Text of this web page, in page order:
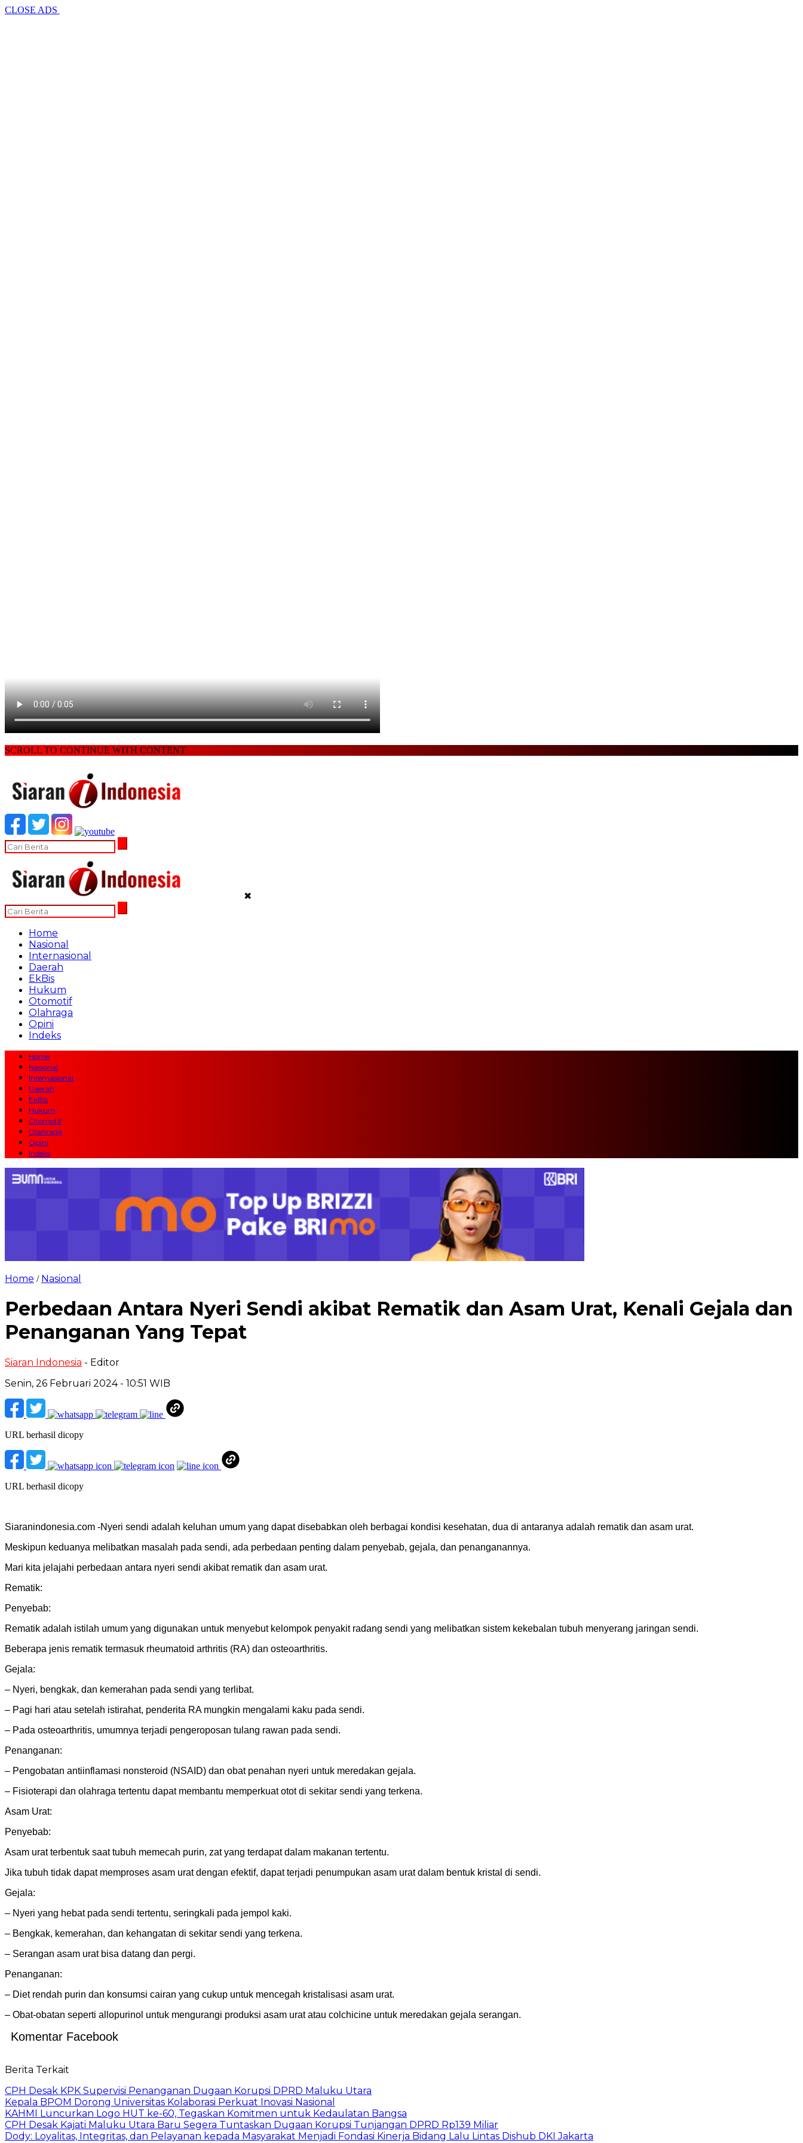
CLOSE ADS
SCROLL TO CONTINUE WITH CONTENT
✖
Home
Nasional
Internasional
Daerah
EkBis
Hukum
Otomotif
Olahraga
Opini
Indeks
Home
Nasional
Internasional
Daerah
EkBis
Hukum
Otomotif
Olahraga
Opini
Indeks
Home / Nasional
Perbedaan Antara Nyeri Sendi akibat Rematik dan Asam Urat, Kenali Gejala dan
Penanganan Yang Tepat
Siaran Indonesia - Editor
Senin, 26 Februari 2024 - 10:51 WIB
URL berhasil dicopy
URL berhasil dicopy
Siaranindonesia.com -Nyeri sendi adalah keluhan umum yang dapat disebabkan oleh berbagai kondisi kesehatan, dua di antaranya adalah rematik dan asam urat.
Meskipun keduanya melibatkan masalah pada sendi, ada perbedaan penting dalam penyebab, gejala, dan penanganannya.
Mari kita jelajahi perbedaan antara nyeri sendi akibat rematik dan asam urat.
Rematik:
Penyebab:
Rematik adalah istilah umum yang digunakan untuk menyebut kelompok penyakit radang sendi yang melibatkan sistem kekebalan tubuh menyerang jaringan sendi.
Beberapa jenis rematik termasuk rheumatoid arthritis (RA) dan osteoarthritis.
Gejala:
– Nyeri, bengkak, dan kemerahan pada sendi yang terlibat.
– Pagi hari atau setelah istirahat, penderita RA mungkin mengalami kaku pada sendi.
– Pada osteoarthritis, umumnya terjadi pengeroposan tulang rawan pada sendi.
Penanganan:
– Pengobatan antiinflamasi nonsteroid (NSAID) dan obat penahan nyeri untuk meredakan gejala.
– Fisioterapi dan olahraga tertentu dapat membantu memperkuat otot di sekitar sendi yang terkena.
Asam Urat:
Penyebab:
Asam urat terbentuk saat tubuh memecah purin, zat yang terdapat dalam makanan tertentu.
Jika tubuh tidak dapat memproses asam urat dengan efektif, dapat terjadi penumpukan asam urat dalam bentuk kristal di sendi.
Gejala:
– Nyeri yang hebat pada sendi tertentu, seringkali pada jempol kaki.
– Bengkak, kemerahan, dan kehangatan di sekitar sendi yang terkena.
– Serangan asam urat bisa datang dan pergi.
Penanganan:
– Diet rendah purin dan konsumsi cairan yang cukup untuk mencegah kristalisasi asam urat.
– Obat-obatan seperti allopurinol untuk mengurangi produksi asam urat atau colchicine untuk meredakan gejala serangan.
Komentar Facebook
Berita Terkait
CPH Desak KPK Supervisi Penanganan Dugaan Korupsi DPRD Maluku Utara
Kepala BPOM Dorong Universitas Kolaborasi Perkuat Inovasi Nasional
KAHMI Luncurkan Logo HUT ke-60, Tegaskan Komitmen untuk Kedaulatan Bangsa
CPH Desak Kajati Maluku Utara Baru Segera Tuntaskan Dugaan Korupsi Tunjangan DPRD Rp139 Miliar
Dody: Loyalitas, Integritas, dan Pelayanan kepada Masyarakat Menjadi Fondasi Kinerja Bidang Lalu Lintas Dishub DKI Jakarta